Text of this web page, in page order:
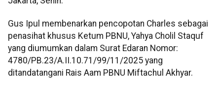
Gus Ipul membenarkan pencopotan Charles sebagai
penasihat khusus Ketum PBNU, Yahya Cholil Staquf
yang diumumkan dalam Surat Edaran Nomor:
4780/PB.23/Α.ΙΙ.10.71/99/11/2025 yang
ditandatangani Rais Aam PBNU Miftachul Akhyar.